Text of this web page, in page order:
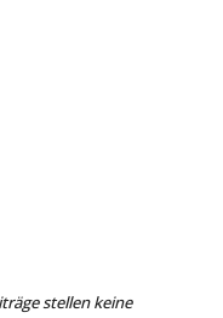
stellen keine